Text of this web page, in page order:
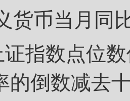
币当月同比
数点位数
的倒数减去